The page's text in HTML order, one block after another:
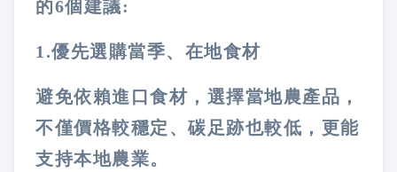
的6個建議:
1.優先選購當季、在地食材
避免依賴進口食材，選擇當地農產品，
不僅價格較穩定、碳足跡也較低，更能
支持本地農業。